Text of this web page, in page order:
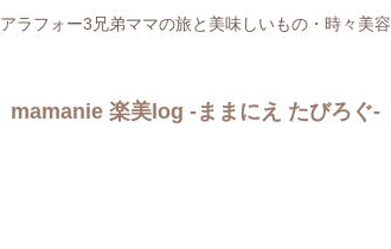
アラフォー3兄弟ママの旅と美味しいもの・時々美容
mamanie 楽美log -ままにえ たびろぐ-